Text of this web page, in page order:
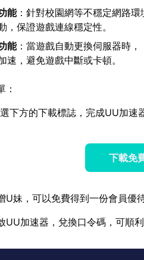
能：針對校園網等不穩定網路環
，保證遊戲連線穩定性。
能：當遊戲自動更換伺服器時，
速，避免遊戲中斷或卡頓。
：
下方的下載標誌，完成UU加速
下載免
U妹，可以免費得到一份會員優待
UU加速器，兌換口令碼，可順利